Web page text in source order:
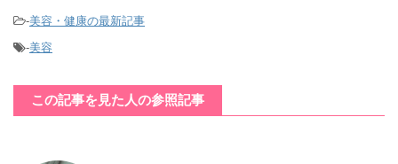
-美容・健康の最新記事
-美容
この記事を見た人の参照記事